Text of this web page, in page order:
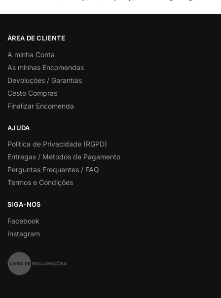
ÁREA DE CLIENTE
A minha Conta
As minhas Encomendas
Devoluções / Garantias
Cesto Compras
Finalizar Encomenda
AJUDA
Politica de Privacidade (RGPD)
Entregas / Métodos de Pagamento
Perguntas Frequentes / FAQ
Termos e Condições
SIGA-NOS
Facebook
Instagram